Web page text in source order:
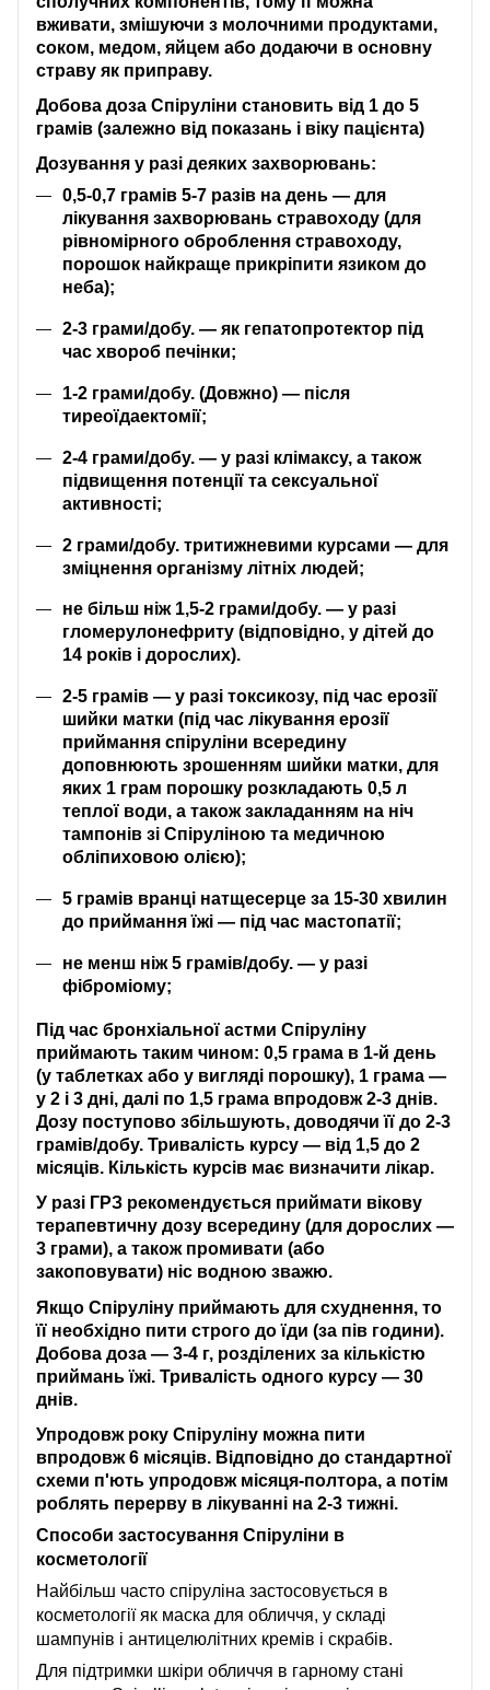
вживати, змішуючи з молочними продуктами,
соком, медом, яйцем або додаючи в основну
страву як приправу.
Добова доза Спіруліни становить від 1 до 5
грамів (залежно від показань і віку пацієнта)
Дозування у разі деяких захворювань:
0,5-0,7 грамів 5-7 разів на день — для
лікування захворювань стравоходу (для
рівномірного оброблення стравоходу,
порошок найкраще прикріпити язиком до
неба);
2-3 грами/добу. — як гепатопротектор під
час хвороб печінки;
1-2 грами/добу. (Довжно) — після
тиреоїдаектомії;
2-4 грами/добу. — у разі клімаксу, а також
підвищення потенції та сексуальної
активності;
2 грами/добу. тритижневими курсами — для
зміцнення організму літніх людей;
не більш ніж 1,5-2 грами/добу. — у разі
гломерулонефриту (відповідно, у дітей до
14 років і дорослих).
2-5 грамів — у разі токсикозу, під час ерозії
шийки матки (під час лікування ерозії
приймання спіруліни всередину
доповнюють зрошенням шийки матки, для
яких 1 грам порошку розкладають 0,5 л
теплої води, а також закладанням на ніч
тампонів зі Спіруліною та медичною
обліпиховою олією);
5 грамів вранці натщесерце за 15-30 хвилин
до приймання їжі — під час мастопатії;
не менш ніж 5 грамів/добу. — у разі
фіброміому;
Під час бронхіальної астми Спіруліну
приймають таким чином: 0,5 грама в 1-й день
(у таблетках або у вигляді порошку), 1 грама —
у 2 і 3 дні, далі по 1,5 грама впродовж 2-3 днів.
Дозу поступово збільшують, доводячи її до 2-3
грамів/добу. Тривалість курсу — від 1,5 до 2
місяців. Кількість курсів має визначити лікар.
У разі ГРЗ рекомендується приймати вікову
терапевтичну дозу всередину (для дорослих —
3 грами), а також промивати (або
закоповувати) ніс водною зважю.
Якщо Спіруліну приймають для схуднення, то
її необхідно пити строго до їди (за пів години).
Добова доза — 3-4 г, розділених за кількістю
приймань їжі. Тривалість одного курсу — 30
днів.
Упродовж року Спіруліну можна пити
впродовж 6 місяців. Відповідно до стандартної
схеми п'ють упродовж місяця-полтора, а потім
роблять перерву в лікуванні на 2-3 тижні.
Способи застосування Спіруліни в
косметології
Найбільш часто спіруліна застосовується в
косметології як маска для обличчя, у складі
шампунів і антицелюлітних кремів і скрабів.
Для підтримки шкіри обличчя в гарному стані